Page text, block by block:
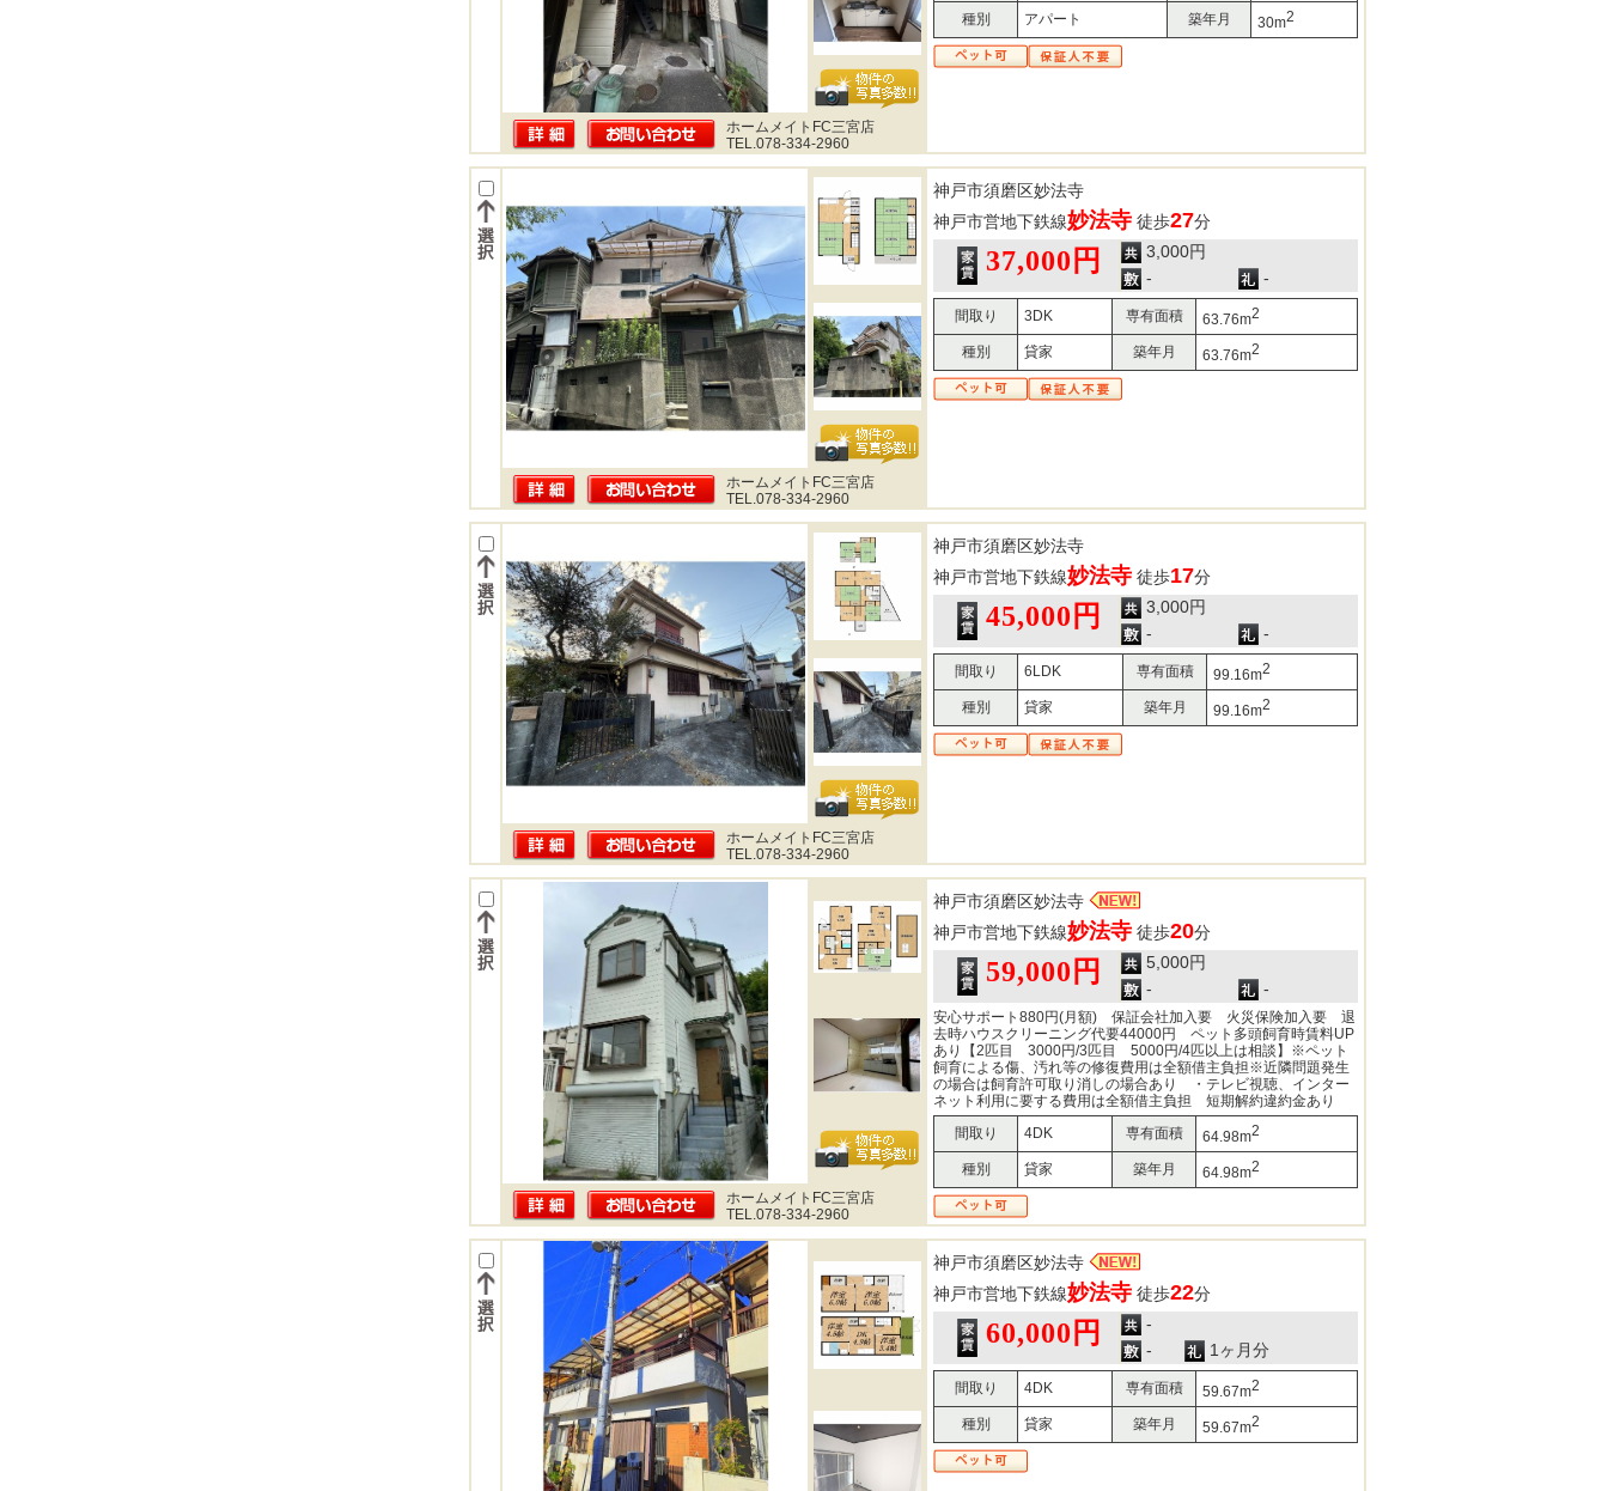
種別 アパート 築年月 30m2
ホームメイトFC三宮店
TEL.078-334-2960
神戸市須磨区妙法寺
神戸市営地下鉄線妙法寺 徒歩27分
37,000円
3,000円
-
-
間取り 3DK 専有面積 63.76m2
種別 貸家 築年月 63.76m2
ホームメイトFC三宮店
TEL.078-334-2960
神戸市須磨区妙法寺
神戸市営地下鉄線妙法寺 徒歩17分
45,000円
3,000円
-
-
間取り 6LDK 専有面積 99.16m2
種別 貸家 築年月 99.16m2
ホームメイトFC三宮店
TEL.078-334-2960
神戸市須磨区妙法寺
神戸市営地下鉄線妙法寺 徒歩20分
59,000円
5,000円
-
-
安心サポート880円(月額) 保証会社加入要 火災保険加入要 退
去時ハウスクリーニング代要44000円 ペット多頭飼育時賃料UP
あり【2匹目 3000円/3匹目 5000円/4匹以上は相談】※ペット
飼育による傷、汚れ等の修復費用は全額借主負担※近隣問題発生
の場合は飼育許可取り消しの場合あり ・テレビ視聴、インター
ネット利用に要する費用は全額借主負担 短期解約違約金あり
間取り
4DK 専有面積 64.98m2
種別 貸家 築年月 64.98m2
ホームメイトFC三宮店
TEL.078-334-2960
神戸市須磨区妙法寺
神戸市営地下鉄線妙法寺 徒歩22分
60,000円
-
-
1ヶ月分
間取り 4DK 専有面積 59.67m2
種別 貸家 築年月 59.67m2